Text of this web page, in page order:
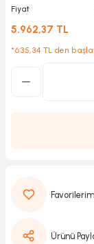
Fiyat
5.962,37 TL
*635,34 TL den
Ürünü